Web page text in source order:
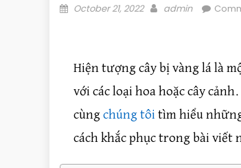
Posted on
October 21, 2022 Author
admin
Hiện tượng cây bị vàng lá là
với các loại hoa hoặc cây
cùng chúng tôi tìm hiểu
cách khắc phục trong bài viết